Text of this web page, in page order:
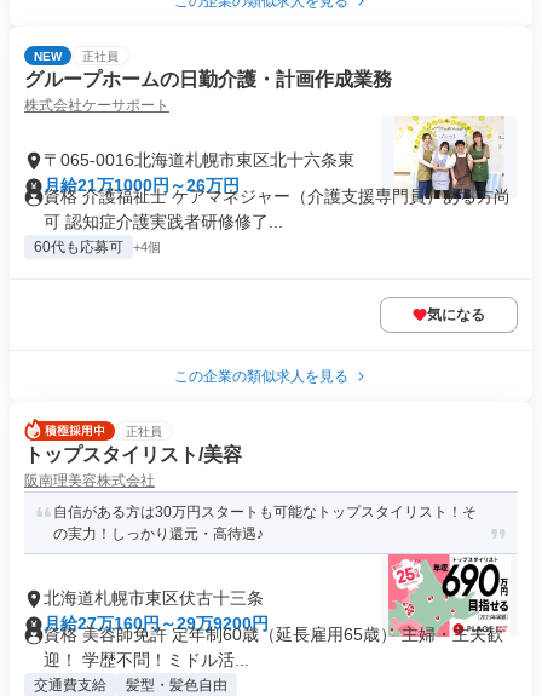
NEW 正社員
グループホームの日勤介護・計画作成業務
株式会社ケーサポート
〒065-0016北海道札幌市東区北十六条東
月給21万1000円～26万円
資格 介護福祉士 ケアマネジャー（介護支援専門員）ある方尚
可 認知症介護実践者研修修了...
60代も応募可 +4個
気になる
この企業の類似求人を見る
正社員
トップスタイリスト/美容
阪南理美容株式会社
自信がある方は30万円スタートも可能なトップスタイリスト！そ
の実力！しっかり還元・高待遇♪
北海道札幌市東区伏古十三条
月給27万160円～29万9200円
資格 美容師免許 定年制60歳（延長雇用65歳） 主婦・主夫歓
迎！ 学歴不問！ミドル活...
交通費支給 髪型・髪色自由